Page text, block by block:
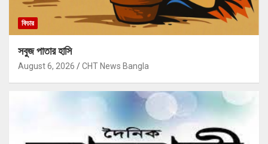
ফিচার
সবুজ পাতার হাসি
August 6, 2026 CHT News Bangla